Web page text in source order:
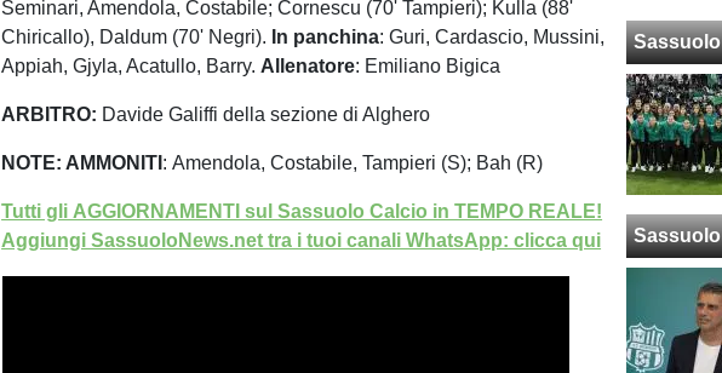
Seminari, Amendola, Costabile; Cornescu (70' Tampieri); Kulla (88'
Chiricallo), Daldum (70' Negri). In panchina: Guri, Cardascio, Mussini,
Appiah, Gjyla, Acatullo, Barry. Allenatore: Emiliano Bigica
ARBITRO: Davide Galiffi della sezione di Alghero
NOTE: AMMONITI : Amendola, Costabile, Tampieri (S); Bah (R)
Tutti gli AGGIORNAMENTI sul Sassuolo Calcio in TEMPO REALE!
Aggiungi SassuoloNews.net tra i tuoi canali WhatsApp: clicca qui